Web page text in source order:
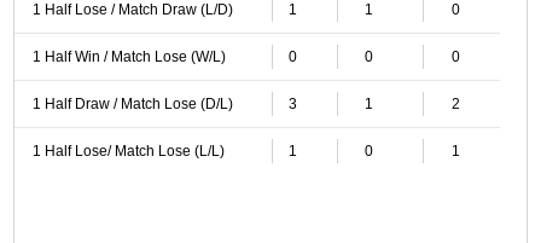
1 Half Lose / Match Draw (L/D) 1 1 0
1 Half Win / Match Lose (W/L) 0 0 0
1 Half Draw / Match Lose (D/L) 3 1 2
1 Half Lose/ Match Lose (L/L) 1 0 1